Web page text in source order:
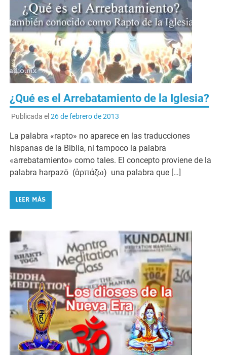
¿Qué es el Arrebatamiento de la Iglesia?
Publicada el 26 de febrero de 2013
La palabra «rapto» no aparece en las traducciones
hispanas de la Biblia, ni tampoco la palabra
«arrebatamiento» como tales. El concepto proviene de la
palabra harpazō (ἁρπάζω) una palabra que […]
LEER MÁS